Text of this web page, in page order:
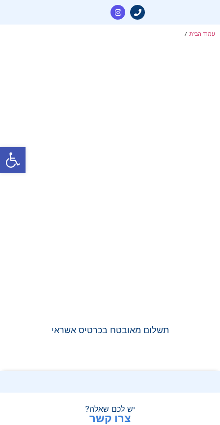
עמוד הבית /
תשלום מאובטח בכרטיס אשראי
יש לכם שאלה?
צרו קשר
פתח